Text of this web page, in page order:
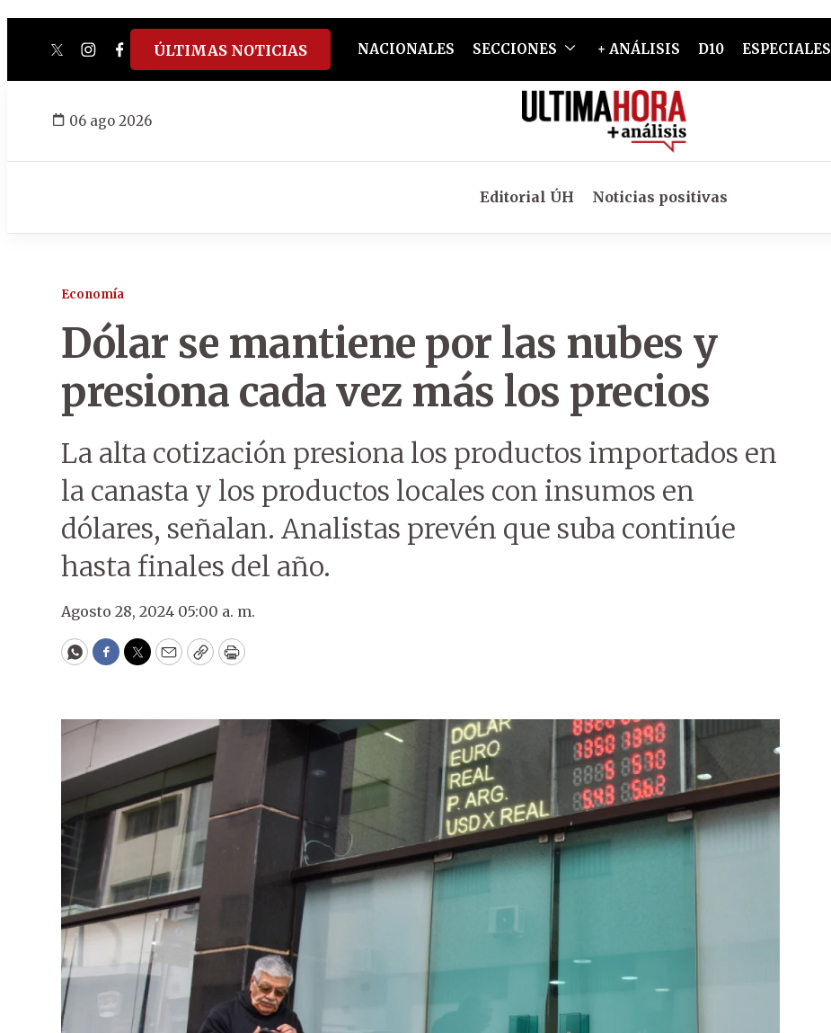
twitterinstagram
facebook
tiktokyoutube
spotify
ÚLTIMAS NOTICIAS NACIONALES SECCIONES + ANÁLISIS D10 ESPECIALES
06 ago 2026
Editorial ÚH Noticias positivas
Economía
Dólar se mantiene por las nubes y
presiona cada vez más los precios
La alta cotización presiona los productos importados en
la canasta y los productos locales con insumos en
dólares, señalan. Analistas prevén que suba continúe
hasta finales del año.
Agosto 28, 2024 05:00 a. m.
WhatsApp
Facebook
Twitter
EmailCopyPrint